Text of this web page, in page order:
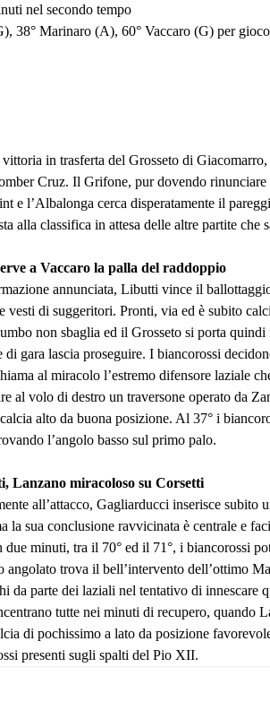
nel secondo tempo
38° Marinaro (A), 60° Vaccaro (G) per
in trasferta del Grosseto di
Cruz. Il Grifone, pur dovendo
e l’Albalonga cerca disperatamente il
alla classifica in attesa delle altre partite che
a Vaccaro la palla del raddoppio
annunciata, Libutti vince il
di suggeritori. Pronti, via ed è subito
non sbaglia ed il Grosseto si porta
gara lascia proseguire. I biancorossi
al miracolo l’estremo difensore laziale
al volo di destro un traversone operato da
alto da buona posizione. Al 37° i
l’angolo basso sul primo palo.
Lanzano miracoloso su Corsetti
all’attacco, Gagliarducci inserisce
la sua conclusione ravvicinata è centrale e
minuti, tra il 70° ed il 71°, i biancorossi
trova il bell’intervento dell’ottimo
da parte dei laziali nel tentativo di
tutte nei minuti di recupero,
di pochissimo a lato da posizione
presenti sugli spalti del Pio XII.